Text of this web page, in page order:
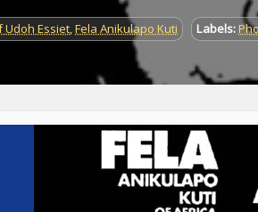
Udoh Essiet,Fela Anikulapo Kuti Labels: